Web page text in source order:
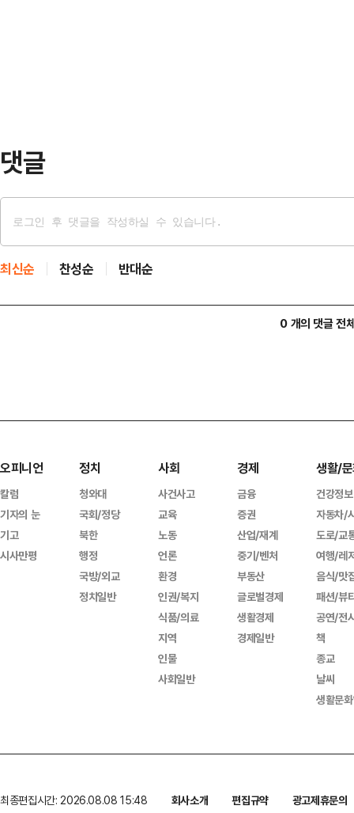
댓글
최신순 찬성순 반대순
0 개의 댓글 전
오피니언
칼럼
기자의 눈
기고
시사만평
정치
청와대
국회/정당
북한
행정
국방/외교
정치일반
사회
사건사고
교육
노동
언론
환경
인권/복지
식품/의료
지역
인물
사회일반
경제
금융
증권
산업/재계
중기/벤처
부동산
글로벌경제
생활경제
경제일반
생활/
건강정보
자동차/
도로/교
여행/레
음식/맛
패션/뷰
공연/전
책
종교
날씨
생활문
최종편집시간: 2026.08.08 15:48 회사소개 편집규약 광고제휴문의